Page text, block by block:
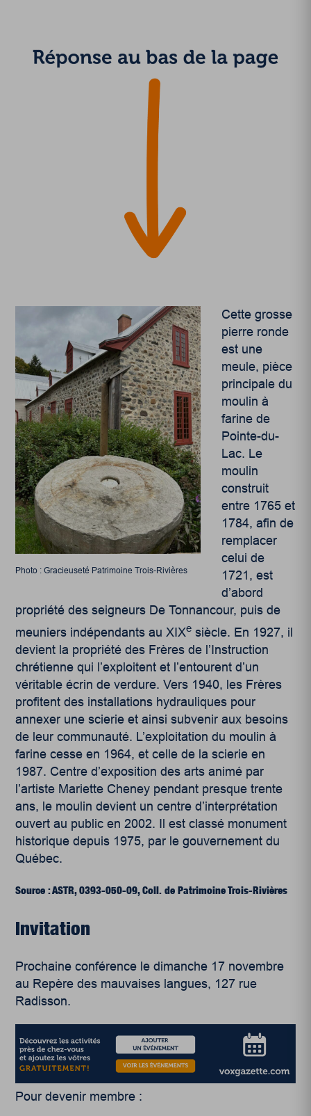
Photo : Gracieuseté Patrimoine Trois-Rivières
Cette grosse
pierre ronde
est une
meule, pièce
principale du
moulin à
farine de
Pointe-du-
Lac. Le
moulin
construit
entre 1765 et
1784, afin de
remplacer
celui de
1721, est
d’abord
propriété des seigneurs De Tonnancour, puis de
meuniers indépendants au XIXe siècle. En 1927, il
devient la propriété des Frères de l’Instruction
chrétienne qui l’exploitent et l’entourent d’un
véritable écrin de verdure. Vers 1940, les Frères
profitent des installations hydrauliques pour
annexer une scierie et ainsi subvenir aux besoins
de leur communauté. L’exploitation du moulin à
farine cesse en 1964, et celle de la scierie en
1987. Centre d’exposition des arts animé par
l’artiste Mariette Cheney pendant presque trente
ans, le moulin devient un centre d’interprétation
ouvert au public en 2002. Il est classé monument
historique depuis 1975, par le gouvernement du
Québec.
Source : ASTR, 0393-050-09, Coll. de Patrimoine Trois-Rivières
Invitation
Prochaine conférence le dimanche 17 novembre
au Repère des mauvaises langues, 127 rue
Radisson.
Pour devenir membre :